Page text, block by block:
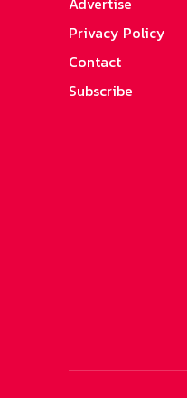
Privacy Policy
Contact
Subscribe